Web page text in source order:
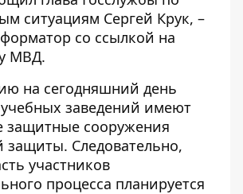
ситуациям Сергей Крук, –
со ссылкой на
МВД.
на сегодняшний день
заведений имеют
защитные сооружения
защиты. Следовательно,
участников
процесса планируется